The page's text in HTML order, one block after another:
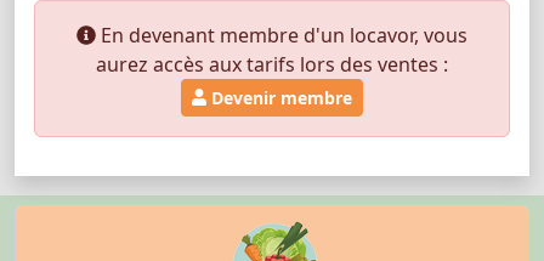
En devenant membre d'un locavor, vous
aurez accès aux tarifs lors des ventes :
Devenir membre